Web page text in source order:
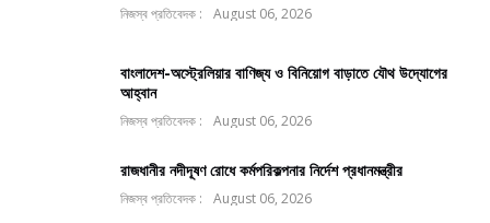
নিজস্ব প্রতিবেদক : August 06, 2026
বাংলাদেশ-অস্ট্রেলিয়ার বাণিজ্য ও বিনিয়োগ বাড়াতে যৌথ উদ্যোগের
আহ্বান
নিজস্ব প্রতিবেদক : August 06, 2026
রাজধানীর নদীদূষণ রোধে কর্মপরিকল্পনার নির্দেশ প্রধানমন্ত্রীর
নিজস্ব প্রতিবেদক : August 06, 2026